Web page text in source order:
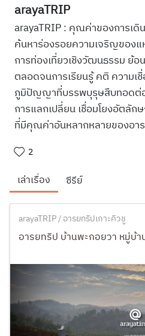
arayaTRIP
arayaTRIP : คุณค่าของการเดิ
ค้นหาร่องรอยความเจริญของ
การท่องเที่ยวเชิงวัฒนธรรม ย้
ตลอดจนการเรียนรู้ คติ ความเ
ภูมิปัญญาที่บรรพบุรุษสืบทอดต่
การแลกเปลี่ยน เชื่อมโยงอัตลั
ที่มีคุณค่าอันหลากหลายของอา
2
เล่าเรื่อง ซีรีย์
arayaTRIP / อารยทริปเกาะคิวชู
อารยทริป บ้านพะกอยวา หมู่บ้า